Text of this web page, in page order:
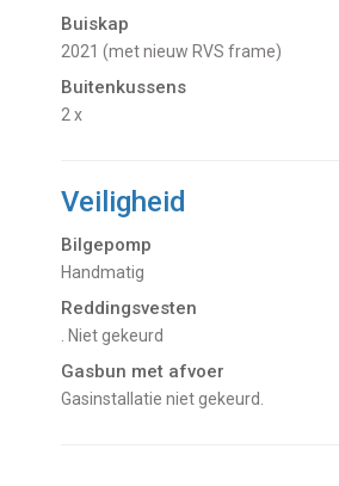
Buiskap
2021 (met nieuw RVS frame)
Buitenkussens
2 x
Veiligheid
Bilgepomp
Handmatig
Reddingsvesten
. Niet gekeurd
Gasbun met afvoer
Gasinstallatie niet gekeurd.